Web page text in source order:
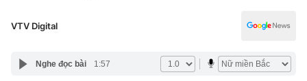
Pháp luật
Y tế
Công nghệ
VTV Digital
Nghe đọc bài 1:57